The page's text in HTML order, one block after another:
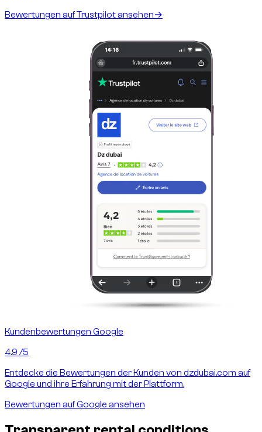
Bewertungen auf Trustpilot ansehen→
Kundenbewertungen Google
4.9 /5
Entdecke die Bewertungen der Kunden von dzdubai.com auf
Google und ihre Erfahrung mit der Plattform.
Bewertungen auf Google ansehen